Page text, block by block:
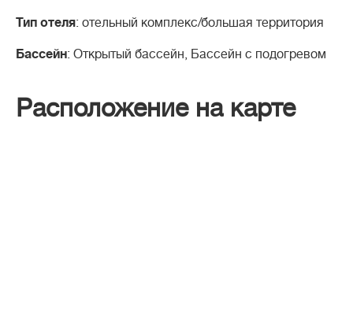
Тип отеля: отельный комплекс/большая территория
Бассейн: Открытый бассейн, Бассейн с подогревом
Расположение на карте